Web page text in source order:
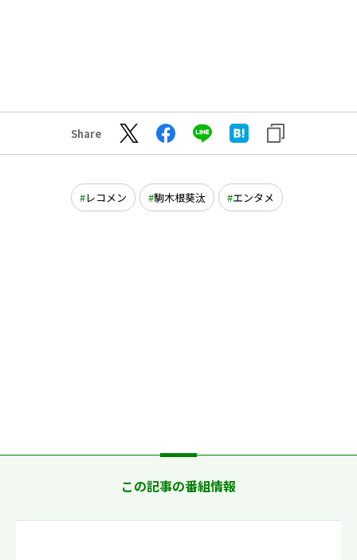
Share
レコメン 駒木根葵汰 エンタメ
この記事の番組情報